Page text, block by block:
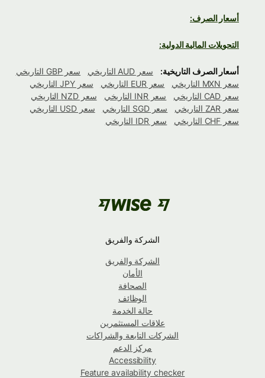
أسعار الصرف:
التحويلات المالية الدولية:
أسعار الصرف التاريخية: سعر AUD التاريخي
سعر GBP التاريخي
سعر MXN التاريخي
سعر EUR التاريخي
سعر JPY التاريخي
سعر CAD التاريخي
سعر INR التاريخي
سعر NZD التاريخي
سعر ZAR التاريخي
سعر SGD التاريخي
سعر USD التاريخي
سعر CHF التاريخي
سعر IDR التاريخي
الشركة والفريق
الشركة والفريق
الأمان
الصحافة
الوظائف
حالة الخدمة
علاقات المستثمرين
الشركات التابعة والشراكات
مركز الدعم
Accessibility
Feature availability checker